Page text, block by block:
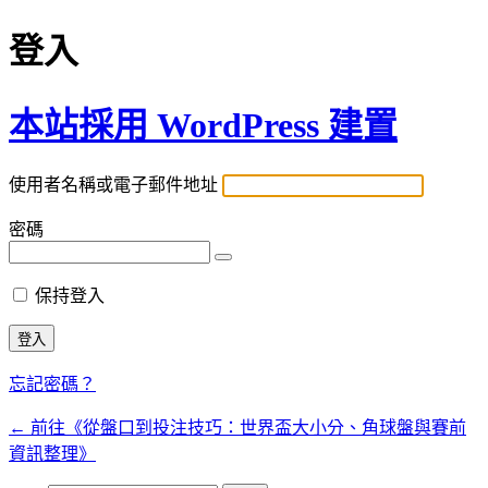
登入
本站採用 WordPress 建置
使用者名稱或電子郵件地址
密碼
保持登入
忘記密碼？
← 前往《從盤口到投注技巧：世界盃大小分、角球盤與賽前
資訊整理》